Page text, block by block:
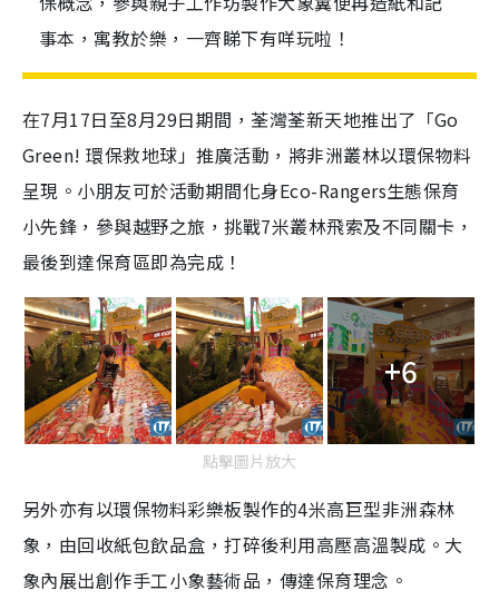
事本，寓教於樂，一齊睇下有咩玩啦！
在7月17日至8月29日期間，荃灣荃新天地推出了「Go
Green! 環保救地球」推廣活動，將非洲叢林以環保物料
呈現。小朋友可於活動期間化身Eco-Rangers生態保育
小先鋒，參與越野之旅，挑戰7米叢林飛索及不同關卡，
最後到達保育區即為完成！
+6
點擊圖片放大
另外亦有以環保物料彩樂板製作的4米高巨型非洲森林
象，由回收紙包飲品盒，打碎後利用高壓高溫製成。大
象內展出創作手工小象藝術品，傳達保育理念。